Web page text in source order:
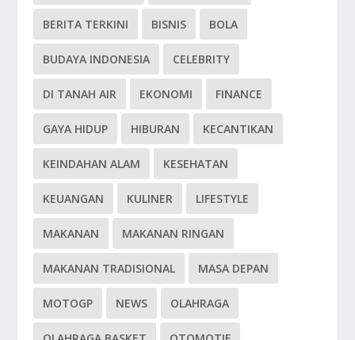
BERITA TERKINI BISNIS BOLA
BUDAYA INDONESIA CELEBRITY
DI TANAH AIR EKONOMI FINANCE
GAYA HIDUP HIBURAN KECANTIKAN
KEINDAHAN ALAM KESEHATAN
KEUANGAN KULINER LIFESTYLE
MAKANAN MAKANAN RINGAN
MAKANAN TRADISIONAL MASA DEPAN
MOTOGP NEWS OLAHRAGA